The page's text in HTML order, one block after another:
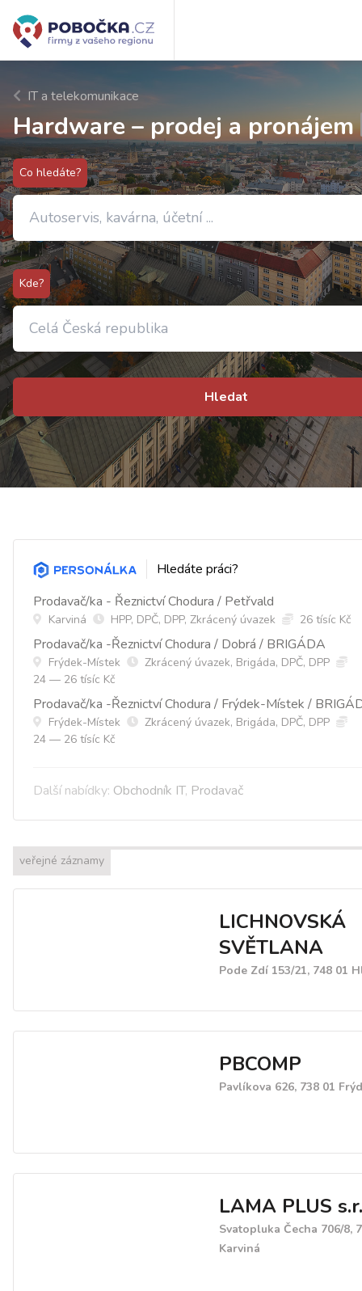
IT a telekomunikace
Hardware – prodej a pronájem
Co hledáte?
Kde?
Hledat
Hledáte práci?
Prodavač/ka - Řeznictví Chodura / Petřvald
Karviná HPP, DPČ, DPP, Zkrácený úvazek 26 tísíc Kč
Prodavač/ka -Řeznictví Chodura / Dobrá / BRIGÁDA
Frýdek-Místek
Zkrácený úvazek, Brigáda, DPČ, DPP
24 — 26 tísíc Kč
Prodavač/ka -Řeznictví Chodura / Frýdek-Místek /
Frýdek-Místek
Zkrácený úvazek, Brigáda, DPČ, DPP
24 — 26 tísíc Kč
Další nabídky: Obchodník IT, Prodavač
veřejné záznamy
LICHNOVSKÁ
SVĚTLANA
Pode Zdí 153/21, 748 01
PBCOMP
Pavlíkova 626, 738 01
LAMA PLUS
Svatopluka Čecha 706/8,
Karviná